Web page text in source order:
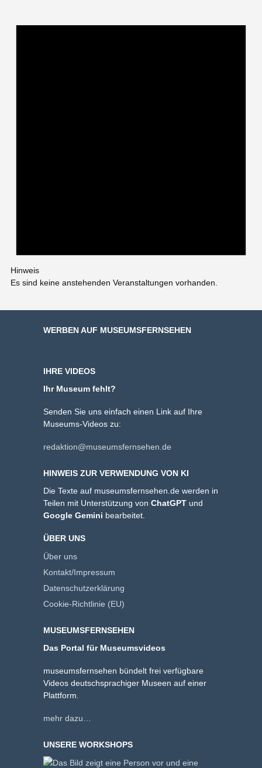
Hinweis
Es sind keine anstehenden Veranstaltungen vorhanden.
WERBEN AUF MUSEUMSFERNSEHEN
IHRE VIDEOS
Ihr Museum fehlt?
Senden Sie uns einfach einen Link auf Ihre
Museums-Videos zu:
redaktion@museumsfernsehen.de
HINWEIS ZUR VERWENDUNG VON KI
Die Texte auf museumsfernsehen.de werden in
Teilen mit Unterstützung von ChatGPT und
Google Gemini bearbeitet.
ÜBER UNS
Über uns
Kontakt/Impressum
Datenschutzerklärung
Cookie-Richtlinie (EU)
MUSEUMSFERNSEHEN
Das Portal für Museumsvideos
museumsfernsehen bündelt frei verfügbare
Videos deutschsprachiger Museen auf einer
Plattform.
mehr dazu…
UNSERE WORKSHOPS